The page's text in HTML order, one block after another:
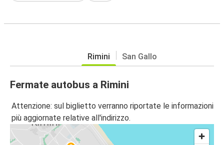
Rimini San Gallo
Fermate autobus a Rimini
Attenzione: sul biglietto verranno riportate le informazioni
più aggiornate relative all'indirizzo.